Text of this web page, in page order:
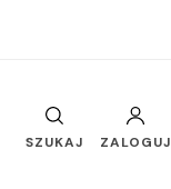
SZUKAJ ZALOGUJ